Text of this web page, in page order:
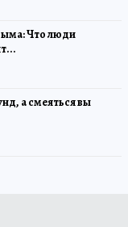
Что люди
а смеяться вы